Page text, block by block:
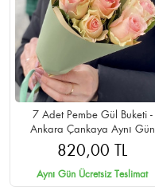
7 Adet Pembe Gül Buketi -
Ankara Çankaya Aynı Gün
Teslimat
820,00 TL
Aynı Gün Ücretsiz Teslimat